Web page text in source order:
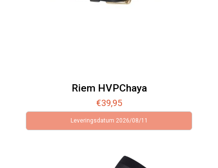
Riem HVPChaya
€39,95
Leveringsdatum 2026/08/11